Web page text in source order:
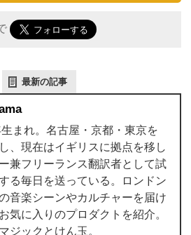
最新の記事
まれ。名古屋・京都・東京を
、現在はイギリスに拠点を移し
兼フリーランス翻訳者として試
る毎日を送っている。ロンドン
音楽シーンやカルチャーを届け
気に入りのプロダクトを紹介。
ジックとけん玉。